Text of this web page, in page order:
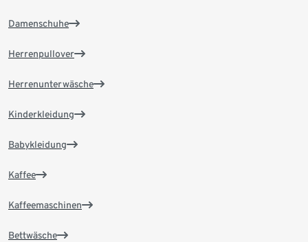
Damenschuhe
Herrenpullover
Herrenunterwäsche
Kinderkleidung
Babykleidung
Kaffee
Kaffeemaschinen
Bettwäsche